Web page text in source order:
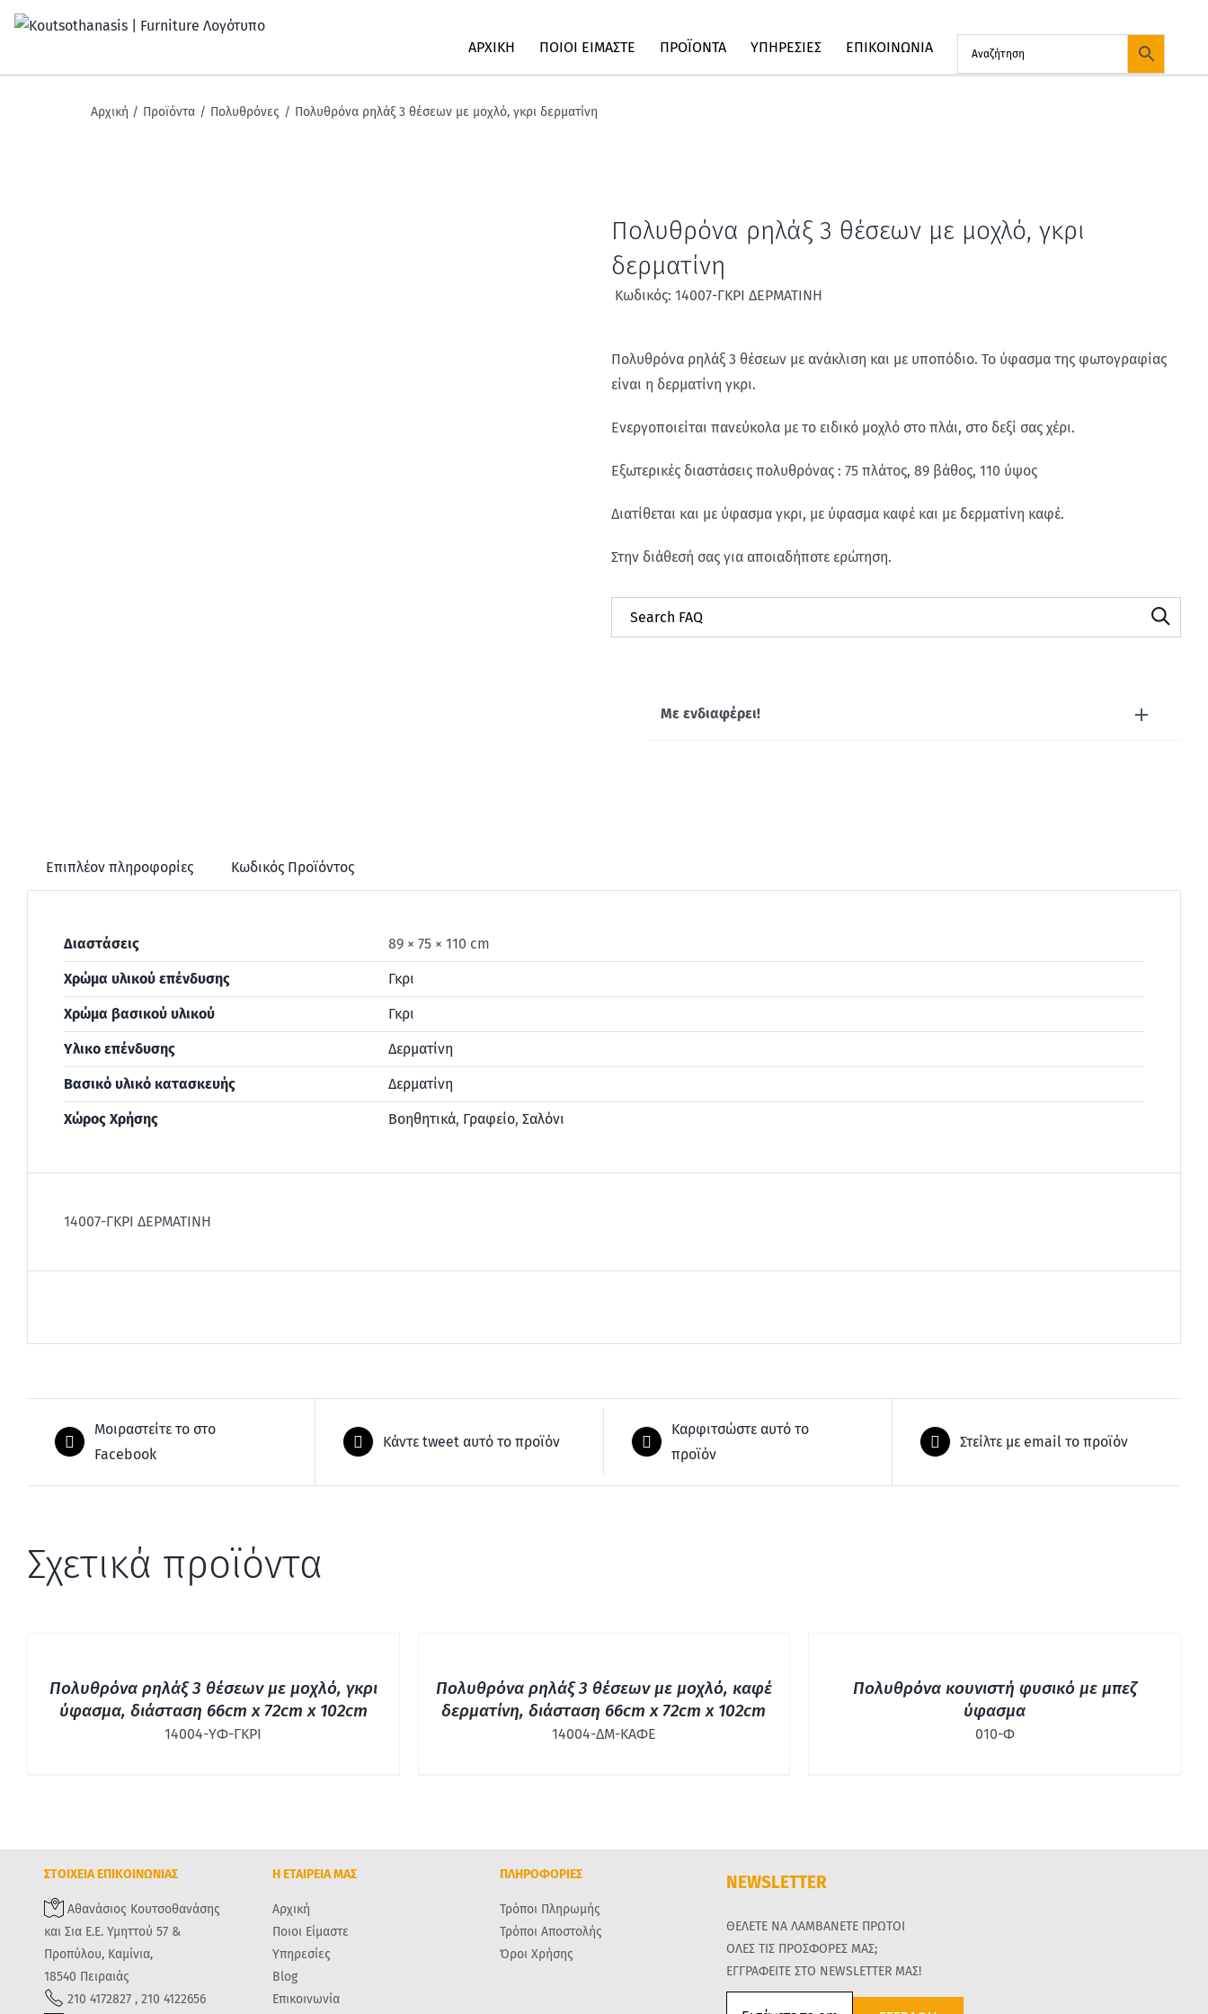
Μετάβαση
ΑΡΧΙΚΗ ΠΟΙΟΙ ΕΙΜΑΣΤΕ ΠΡΟΪΟΝΤΑ ΥΠΗΡΕΣΙΕΣ ΕΠΙΚΟΙΝΩΝΙΑ
Αρχική Προϊόντα Πολυθρόνες Πολυθρόνα ρηλάξ 3 θέσεων με μοχλό, γκρι δερματίνη
Πολυθρόνα ρηλάξ 3 θέσεων με μοχλό, γκρι
δερματίνη
Κωδικός: 14007-ΓΚΡΙ ΔΕΡΜΑΤΙΝΗ
Πολυθρόνα ρηλάξ 3 θέσεων με ανάκλιση και με υποπόδιο. Το ύφασμα της φωτογραφίας
είναι η δερματίνη γκρι.
Ενεργοποιείται πανεύκολα με το ειδικό μοχλό στο πλάι, στο δεξί σας χέρι.
Εξωτερικές διαστάσεις πολυθρόνας : 75 πλάτος, 89 βάθος, 110 ύψος
Διατίθεται και με ύφασμα γκρι, με ύφασμα καφέ και με δερματίνη καφέ.
Στην διάθεσή σας για αποιαδήποτε ερώτηση.
Με ενδιαφέρει!
Επιπλέον πληροφορίες Κωδικός Προϊόντος
Διαστάσεις 89 × 75 × 110 cm
Χρώμα υλικού επένδυσης Γκρι
Χρώμα βασικού υλικού Γκρι
Υλικο επένδυσης Δερματίνη
Βασικό υλικό κατασκευής Δερματίνη
Χώρος Χρήσης Βοηθητικά, Γραφείο, Σαλόνι
14007-ΓΚΡΙ ΔΕΡΜΑΤΙΝΗ
Μοιραστείτε το στο
Facebook
Κάντε tweet αυτό το προϊόν
Καρφιτσώστε αυτό το
προϊόν
Στείλτε με email το προϊόν
Σχετικά προϊόντα
Πολυθρόνα ρηλάξ 3 θέσεων με μοχλό, γκρι
ύφασμα, διάσταση 66cm x 72cm x 102cm
14004-ΥΦ-ΓΚΡΙ
Πολυθρόνα ρηλάξ 3 θέσεων με μοχλό, καφέ
δερματίνη, διάσταση 66cm x 72cm x 102cm
14004-ΔΜ-ΚΑΦΕ
Πολυθρόνα κουνιστή φυσικό με μπεζ
ύφασμα
010-Φ
ΣΤΟΙΧΕΙΑ ΕΠΙΚΟΙΝΩΝΙΑΣ
Αθανάσιος Κουτσοθανάσης
και Σια Ε.Ε. Υμηττού 57 &
Προπύλου, Καμίνια,
18540 Πειραιάς
210 4172827 , 210 4122656
Η ΕΤΑΙΡΕΙΑ ΜΑΣ
Αρχική
Ποιοι Είμαστε
Υπηρεσίες
Blog
Επικοινωνία
ΠΛΗΡΟΦΟΡΙΕΣ
Τρόποι Πληρωμής
Τρόποι Αποστολής
Όροι Χρήσης
NEWSLETTER
ΘΕΛΕΤΕ ΝΑ ΛΑΜΒΑΝΕΤΕ ΠΡΩΤΟΙ
ΟΛΕΣ ΤΙΣ ΠΡΟΣΦΟΡΕΣ ΜΑΣ;
ΕΓΓΡΑΦΕΙΤΕ ΣΤΟ NEWSLETTER ΜΑΣ!